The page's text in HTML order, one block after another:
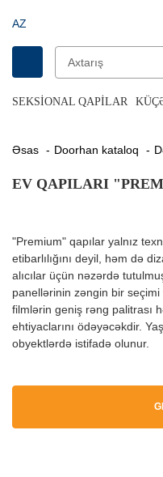
AZ
SEKSIONAL QAPILAR
Əsas Doorhan kataloq
EV QAPILARI
"Premium" qapılar yalnız
etibarlılığını deyil, həm də
alıcılar üçün nəzərdə
panellərinin zəngin bir seçimi
filmlərin geniş rəng palitrası
ehtiyaclarını ödəyəcəkdir.
obyektlərdə istifadə olunur.